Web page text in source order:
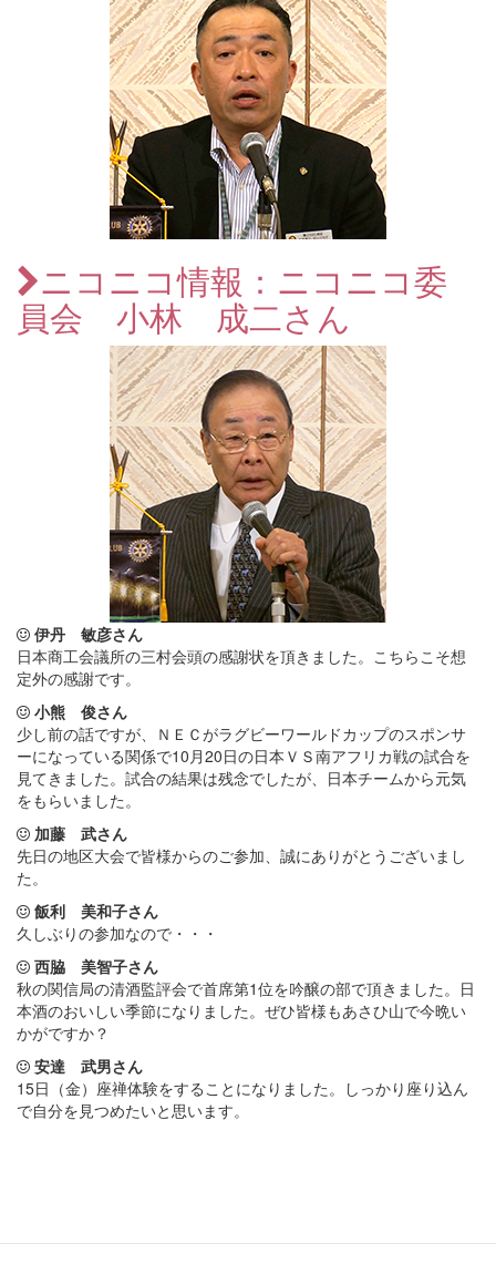
ニコニコ情報：ニコニコ委
員会 小林 成二さん
伊丹 敏彦さん
日本商工会議所の三村会頭の感謝状を頂きました。こちらこそ想
定外の感謝です。
小熊 俊さん
少し前の話ですが、ＮＥＣがラグビーワールドカップのスポンサ
ーになっている関係で10月20日の日本ＶＳ南アフリカ戦の試合を
見てきました。試合の結果は残念でしたが、日本チームから元気
をもらいました。
加藤 武さん
先日の地区大会で皆様からのご参加、誠にありがとうございまし
た。
飯利 美和子さん
久しぶりの参加なので・・・
西脇 美智子さん
秋の関信局の清酒監評会で首席第1位を吟醸の部で頂きました。日
本酒のおいしい季節になりました。ぜひ皆様もあさひ山で今晩い
かがですか？
安達 武男さん
15日（金）座禅体験をすることになりました。しっかり座り込ん
で自分を見つめたいと思います。